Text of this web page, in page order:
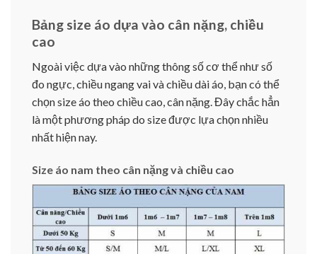
Bảng size áo dựa vào cân nặng, chiều
cao
Ngoài việc dựa vào những thông số cơ thể như số
đo ngực, chiều ngang vai và chiều dài áo, bạn có thể
chọn size áo theo chiều cao, cân nặng. Đây chắc hẳn
là một phương pháp do size được lựa chọn nhiều
nhất hiện nay.
Size áo nam theo cân nặng và chiều cao